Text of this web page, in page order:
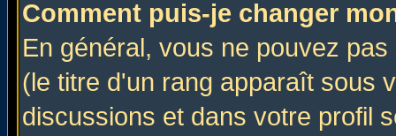
Comment puis-je changer
En général, vous ne pouvez
(le titre d'un rang apparaît sous
discussions et dans votre profil